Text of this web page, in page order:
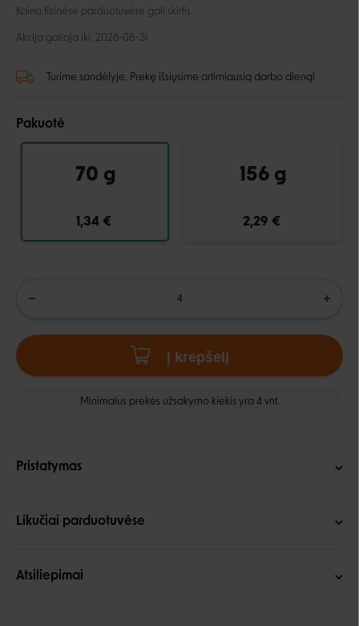
Kaina fizinėse parduotuvėse gali skirtis.
Akcija galioja iki: 2026-08-31
Turime sandėlyje. Prekę išsiųsime artimiausią darbo dieną!
Pakuotė
70 g
1,34 €
156 g
2,29 €
Į krepšelį
Minimalus prekės užsakymo kiekis yra 4 vnt.
Pristatymas
Likučiai parduotuvėse
Atsiliepimai